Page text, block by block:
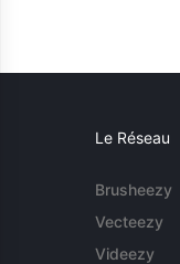
Le Réseau
Brusheezy
Vecteezy
Videezy